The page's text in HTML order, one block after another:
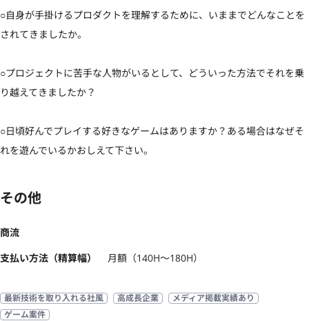
○自身が手掛けるプロダクトを理解するために、いままでどんなことを
されてきましたか。
○プロジェクトに苦手な人物がいるとして、どういった方法でそれを乗
り越えてきましたか？
○日頃好んでプレイする好きなゲームはありますか？ある場合はなぜそ
れを遊んでいるかおしえて下さい。
その他
商流
支払い方法（精算幅）
月額（140H〜180H）
最新技術を取り入れる社風 高成長企業
メディア掲載実績あり
ゲーム案件